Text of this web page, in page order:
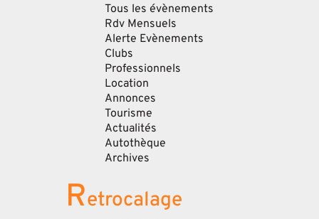
Tous les évènements
Rdv Mensuels
Alerte Evènements
Clubs
Professionnels
Location
Annonces
Tourisme
Actualités
Autothèque
Archives
Retrocalage